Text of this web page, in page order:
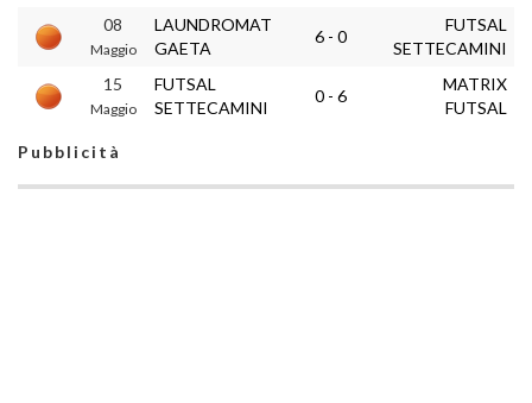
08
Maggio
LAUNDROMAT
GAETA
6 - 0
FUTSAL
SETTECAMINI
15
Maggio
FUTSAL
SETTECAMINI
0 - 6
MATRIX
FUTSAL
Pubblicità